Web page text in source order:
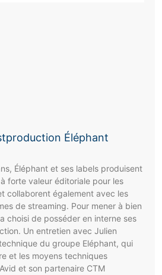
Éléphant
Éléphant et ses labels produisent
forte valeur éditoriale pour les
collaborent également avec les
de streaming. Pour mener à bien
choisi de posséder en interne ses
Un entretien avec Julien
du groupe Eléphant, qui
et les moyens techniques
et son partenaire CTM